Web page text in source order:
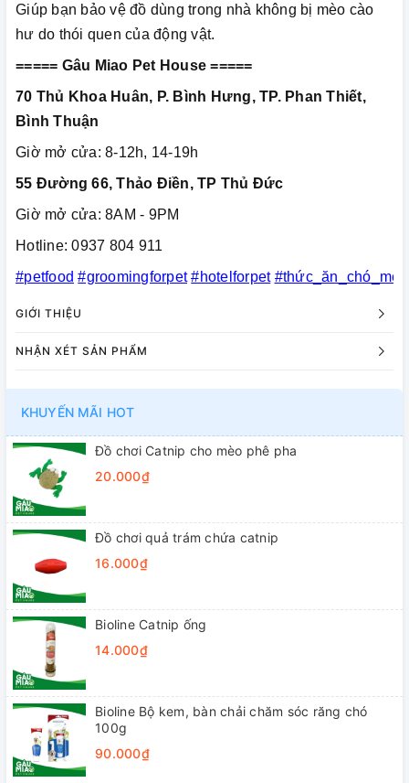
Giúp bạn bảo vệ đồ dùng trong nhà không bị mèo cào
hư do thói quen của động vật.
===== Gâu Miao Pet House =====
70 Thủ Khoa Huân, P. Bình Hưng, TP. Phan Thiết,
Bình Thuận
Giờ mở cửa: 8-12h, 14-19h
55 Đường 66, Thảo Điền, TP Thủ Đức
Giờ mở cửa: 8AM - 9PM
Hotline: 0937 804 911
#petfood #groomingforpet #hotelforpet #thức_ăn_chó_mèo
GIỚI THIỆU
NHẬN XÉT SẢN PHẨM
KHUYẾN MÃI HOT
Đồ chơi Catnip cho mèo phê pha
20.000₫
Đồ chơi quả trám chứa catnip
16.000₫
Bioline Catnip ống
14.000₫
Bioline Bộ kem, bàn chải chăm sóc răng chó
100g
90.000₫